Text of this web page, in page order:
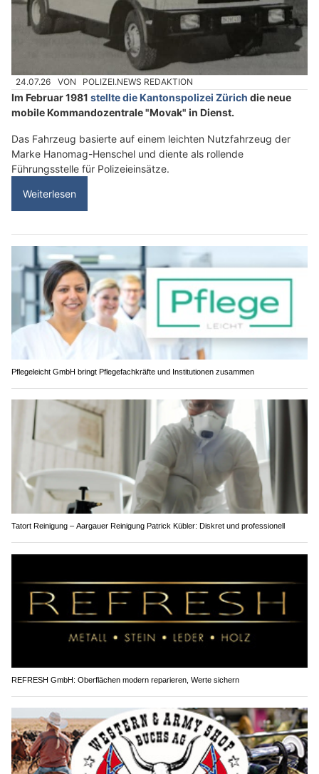
24.07.26 VON POLIZEI.NEWS REDAKTION
Im Februar 1981 stellte die Kantonspolizei Zürich die neue
mobile Kommandozentrale "Movak" in Dienst.
Das Fahrzeug basierte auf einem leichten Nutzfahrzeug der
Marke Hanomag-Henschel und diente als rollende
Führungsstelle für Polizeieinsätze.
Weiterlesen
Pflegeleicht GmbH bringt Pflegefachkräfte und Institutionen zusammen
Tatort Reinigung – Aargauer Reinigung Patrick Kübler: Diskret und professionell
REFRESH GmbH: Oberflächen modern reparieren, Werte sichern